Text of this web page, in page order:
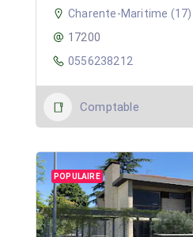
Charente-Maritime (17)
17200
0556238212
Comptable
POPULAIRE